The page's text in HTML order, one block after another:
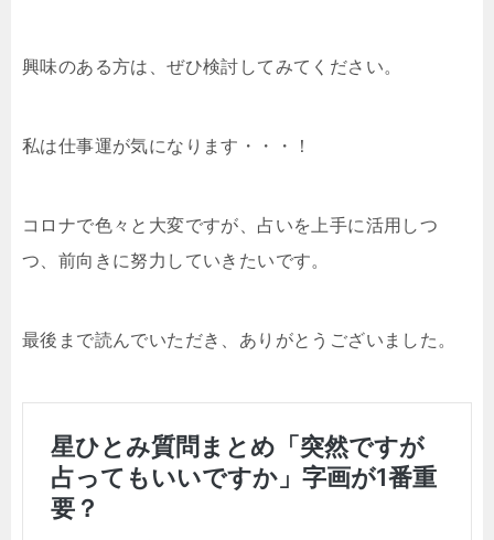
興味のある方は、ぜひ検討してみてください。
私は仕事運が気になります・・・！
コロナで色々と大変ですが、占いを上手に活用しつ
つ、前向きに努力していきたいです。
最後まで読んでいただき、ありがとうございました。